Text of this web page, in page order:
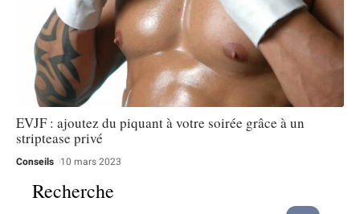
EVJF : ajoutez du piquant à votre soirée grâce à un
striptease privé
Conseils 10 mars 2023
Recherche